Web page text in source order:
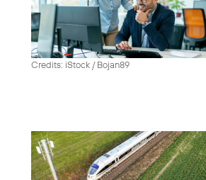
Credits: iStock / Bojan89